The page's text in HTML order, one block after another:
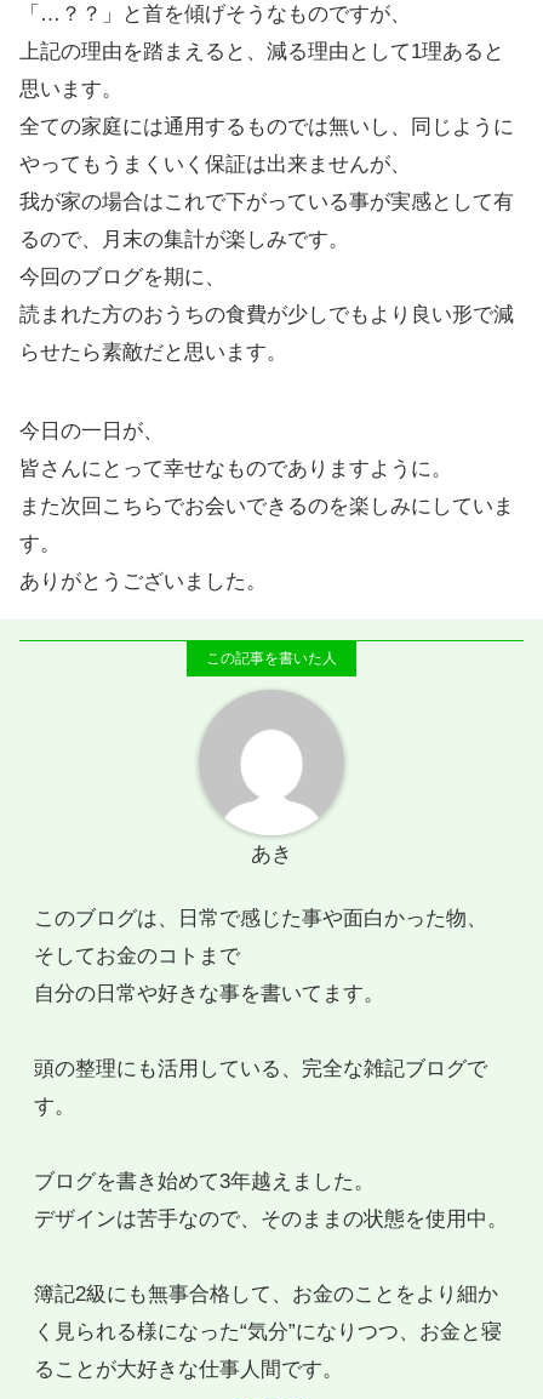
「…？？」と首を傾げそうなものですが、
上記の理由を踏まえると、減る理由として1理あると
思います。
全ての家庭には通用するものでは無いし、同じように
やってもうまくいく保証は出来ませんが、
我が家の場合はこれで下がっている事が実感として有
るので、月末の集計が楽しみです。
今回のブログを期に、
読まれた方のおうちの食費が少しでもより良い形で減
らせたら素敵だと思います。
今日の一日が、
皆さんにとって幸せなものでありますように。
また次回こちらでお会いできるのを楽しみにしていま
す。
ありがとうございました。
あき
このブログは、日常で感じた事や面白かった物、
そしてお金のコトまで
自分の日常や好きな事を書いてます。
頭の整理にも活用している、完全な雑記ブログで
す。
ブログを書き始めて3年越えました。
デザインは苦手なので、そのままの状態を使用中。
簿記2級にも無事合格して、お金のことをより細か
く見られる様になった“気分”になりつつ、お金と寝
ることが大好きな仕事人間です。